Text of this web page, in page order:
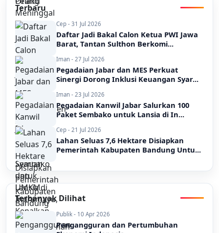
Terbaru
Cep - 31 Jul 2026
Daftar Jadi Bakal Calon Ketua PWI Jawa
Barat, Tantan Sulthon Berkomi...
Iman - 27 Jul 2026
Pegadaian Jabar dan MES Perkuat
Sinergi Dorong Inklusi Keuangan Syar...
Iman - 23 Jul 2026
Pegadaian Kanwil Jabar Salurkan 100
Paket Sembako untuk Lansia di In...
Cep - 21 Jul 2026
Lahan Seluas 7,6 Hektare Disiapkan
Pemerintah Kabupaten Bandung Untu...
Terbanyak Dilihat
Publik - 10 Apr 2026
Pengangguran dan Pertumbuhan